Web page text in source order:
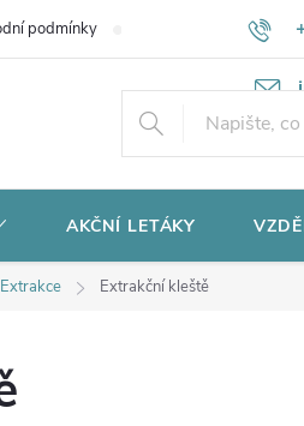
podmínky Potřebujete poradit?
AKČNÍ LETÁKY
Extrakce Extrakční kleště